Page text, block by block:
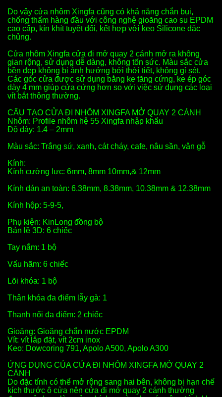
Do vậy cửa nhôm Xingfa cũng có khả năng chắn bụi,
chống thấm hàng đầu với công nghệ gioăng cao su EPDM
cao cấp, kín khít tuyệt đối, kết hợp với keo Silicone đặc
chủng.
Cửa nhôm Xingfa cửa đi mở quay 2 cánh mở ra không
gian rộng, sử dụng dễ dàng, không tốn sức. Màu sắc cửa
bền đẹp không bị ảnh hưởng bởi thời tiết, không gỉ sét.
Các góc cửa được sử dụng bằng ke tăng cứng, ke ép góc
dày 4 mm giúp cửa cứng hơn so với việc sử dụng các loại
vít bắt thông thường.
CẤU TẠO CỬA ĐI NHÔM XINGFA MỞ QUAY 2 CÁNH
Nhôm: Profile nhôm hệ 55 Xingfa nhập khẩu
Độ dày: 1.4 – 2mm
Màu sắc: Trắng sứ, xanh, cát cháy, cafe, nâu sần, vân gỗ
Kính:
Kính cường lực: 6mm, 8mm 10mm,& 12mm
Kính dán an toàn: 6.38mm, 8.38mm, 10.38mm & 12.38mm
Kính hộp: 5-9-5,
Phụ kiện: KinLong đồng bộ
Bản lề 3D: 6 chiếc
Tay nắm: 1 bộ
Vấu hãm: 6 chiếc
Lõi khóa: 1 bộ
Thân khóa đa điểm lẫy gà: 1
Thanh nối đa điểm: 2 chiếc
Gioăng: Gioăng chắn nước EPDM
Vít: vít lắp đặt, vít 2cm inox
Keo: Dowcoring 791, Apolo A500, Apolo A300
ỨNG DỤNG CỦA CỬA ĐI NHÔM XINGFA MỞ QUAY 2
CÁNH
Do đặc tính có thể mở rộng sang hai bên, không bị hạn chế
kích thước ô cửa nên cửa đi mở quay 2 cánh thường